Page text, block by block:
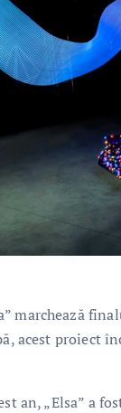
marchează
acest proiect
an, „Elsa” a